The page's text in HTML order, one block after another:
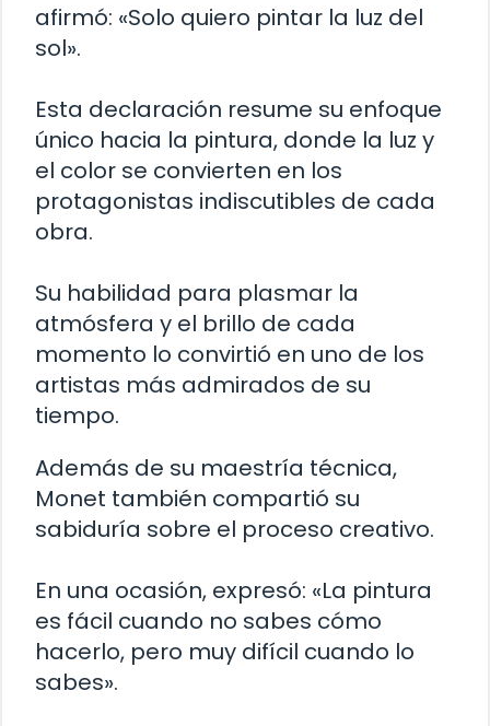
afirmó: «Solo quiero pintar la luz del
sol».
Esta declaración resume su enfoque
único hacia la pintura, donde la luz y
el color se convierten en los
protagonistas indiscutibles de cada
obra.
Su habilidad para plasmar la
atmósfera y el brillo de cada
momento lo convirtió en uno de los
artistas más admirados de su
tiempo.
Además de su maestría técnica,
Monet también compartió su
sabiduría sobre el proceso creativo.
En una ocasión, expresó: «La pintura
es fácil cuando no sabes cómo
hacerlo, pero muy difícil cuando lo
sabes».